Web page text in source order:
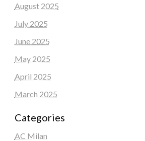
August 2025
July 2025
June 2025
May 2025
April 2025
March 2025
Categories
AC Milan